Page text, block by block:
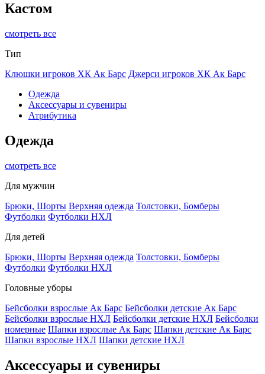
Кастом
смотреть все
Тип
Клюшки игроков ХК Ак Барс Джерси игроков ХК Ак Барс
Одежда
Аксессуары и сувениры
Атрибутика
Одежда
смотреть все
Для мужчин
Брюки, Шорты Верхняя одежда Толстовки, Бомберы
Футболки Футболки НХЛ
Для детей
Брюки, Шорты Верхняя одежда Толстовки, Бомберы
Футболки Футболки НХЛ
Головные уборы
Бейсболки взрослые Ак Барс Бейсболки детские Ак Барс
Бейсболки взрослые НХЛ Бейсболки детские НХЛ Бейсболки
номерные Шапки взрослые Ак Барс Шапки детские Ак Барс
Шапки взрослые НХЛ Шапки детские НХЛ
Аксессуары и сувениры